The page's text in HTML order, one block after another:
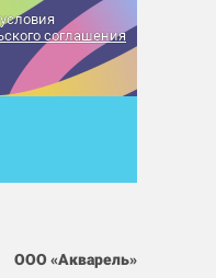
соглашения
ООО «Акварель»